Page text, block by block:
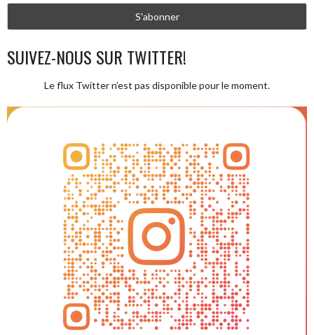
SUIVEZ-NOUS SUR TWITTER!
Le flux Twitter n’est pas disponible pour le moment.